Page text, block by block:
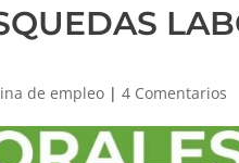
de empleo |4 Comentarios